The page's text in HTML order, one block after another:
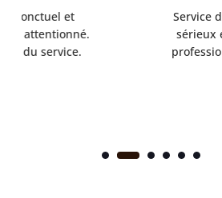
Service de transport
sérieux et fiable.
professionnel et